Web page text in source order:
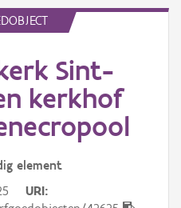
Sint-
kerkhof
element
URI